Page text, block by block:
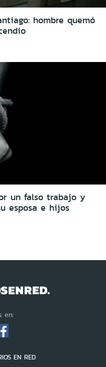
hombre quemó
un falso trabajo y
esposa e hijos
en:
EN RED